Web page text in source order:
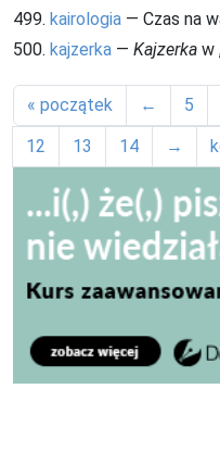
499. kairologia — Czas na
500. kajzerka — Kajzerka w
« początek ← 5
12
13 14 →